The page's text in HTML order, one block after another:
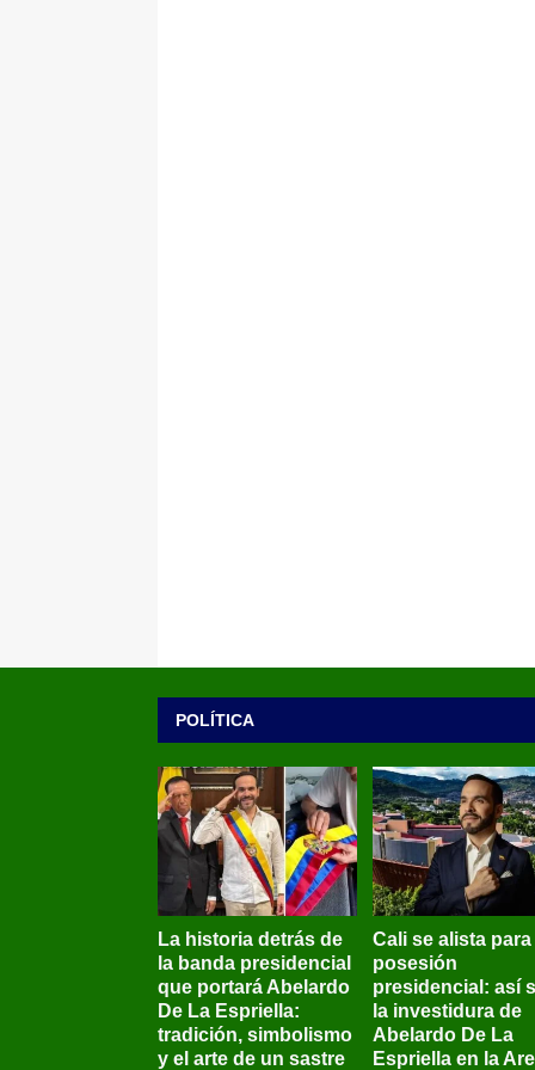
POLÍTICA
La historia detrás de
la banda presidencial
que portará Abelardo
De La Espriella:
tradición, simbolismo
y el arte de un sastre
Cali se alista para
posesión
presidencial: así
la investidura de
Abelardo De La
Espriella en la